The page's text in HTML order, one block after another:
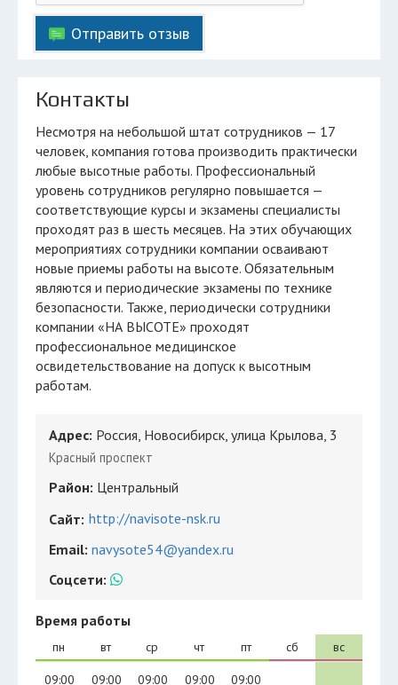
Отправить отзыв
Контакты
Несмотря на небольшой штат сотрудников — 17
человек, компания готова производить практически
любые высотные работы. Профессиональный
уровень сотрудников регулярно повышается —
соответствующие курсы и экзамены специалисты
проходят раз в шесть месяцев. На этих обучающих
мероприятиях сотрудники компании осваивают
новые приемы работы на высоте. Обязательным
являются и периодические экзамены по технике
безопасности. Также, периодически сотрудники
компании «НА ВЫСОТЕ» проходят
профессиональное медицинское
освидетельствование на допуск к высотным
работам.
Адрес: Россия, Новосибирск, улица Крылова, 3
Красный проспект
Район: Центральный
Сайт: http://navisote-nsk.ru
Email: navysote54@yandex.ru
Соцсети:
Время работы
пн
09:00
вт
09:00
ср
09:00
чт
09:00
пт
09:00
сб вс